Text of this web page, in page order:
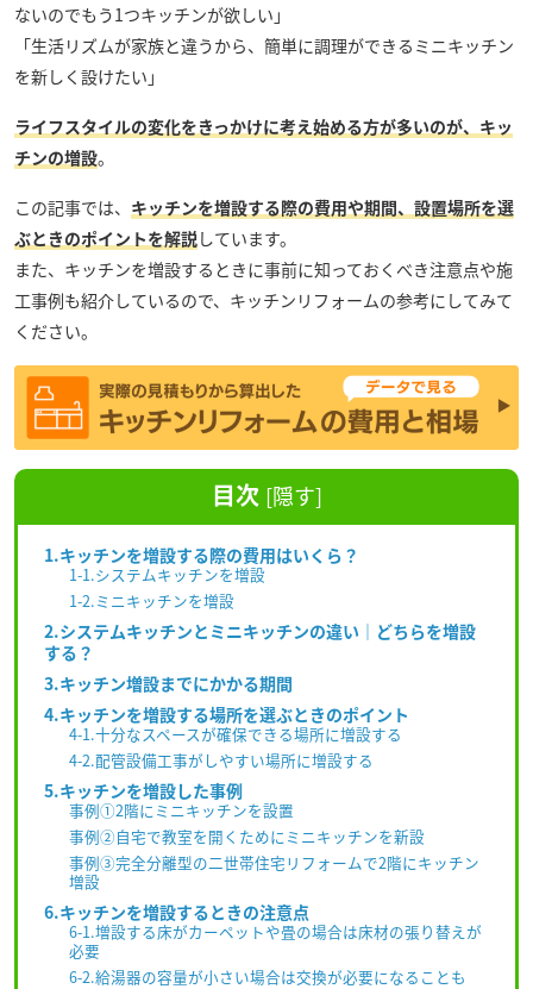
ないのでもう1つキッチンが欲しい」
「生活リズムが家族と違うから、簡単に調理ができるミニキッチン
を新しく設けたい」
ライフスタイルの変化をきっかけに考え始める方が多いのが、キッ
チンの増設。
この記事では、 キッチンを増設する際の費用や期間、設置場所を選
ぶときのポイントを解説しています。
また、キッチンを増設するときに事前に知っておくべき注意点や施
工事例も紹介しているので、キッチンリフォームの参考にしてみて
ください。
目次 [隠す]
1.キッチンを増設する際の費用はいくら？
1-1.システムキッチンを増設
1-2.ミニキッチンを増設
2.システムキッチンとミニキッチンの違い｜どちらを増設
する？
3.キッチン増設までにかかる期間
4.キッチンを増設する場所を選ぶときのポイント
4-1.十分なスペースが確保できる場所に増設する
4-2.配管設備工事がしやすい場所に増設する
5.キッチンを増設した事例
事例①2階にミニキッチンを設置
事例②自宅で教室を開くためにミニキッチンを新設
事例③完全分離型の二世帯住宅リフォームで2階にキッチン
増設
6.キッチンを増設するときの注意点
6-1.増設する床がカーペットや畳の場合は床材の張り替えが
必要
6-2.給湯器の容量が小さい場合は交換が必要になることも